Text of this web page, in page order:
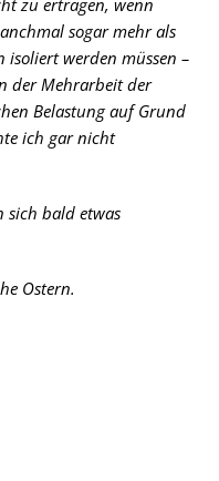
zu ertragen, wenn
sogar mehr als
werden müssen –
der Mehrarbeit der
Belastung auf Grund
ich gar nicht
sich bald etwas
Ostern.